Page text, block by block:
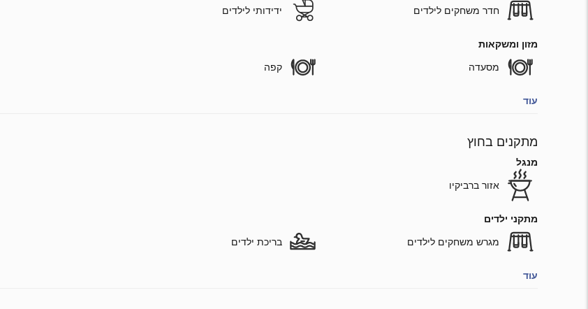
חדר משחקים לילדים ידידותי לילדים
מזון ומשקאות
מסעדה קפה
עוד
מתקנים בחוץ
מנגל
אזור ברביקיו
מתקני ילדים
מגרש משחקים לילדים בריכת ילדים
עוד